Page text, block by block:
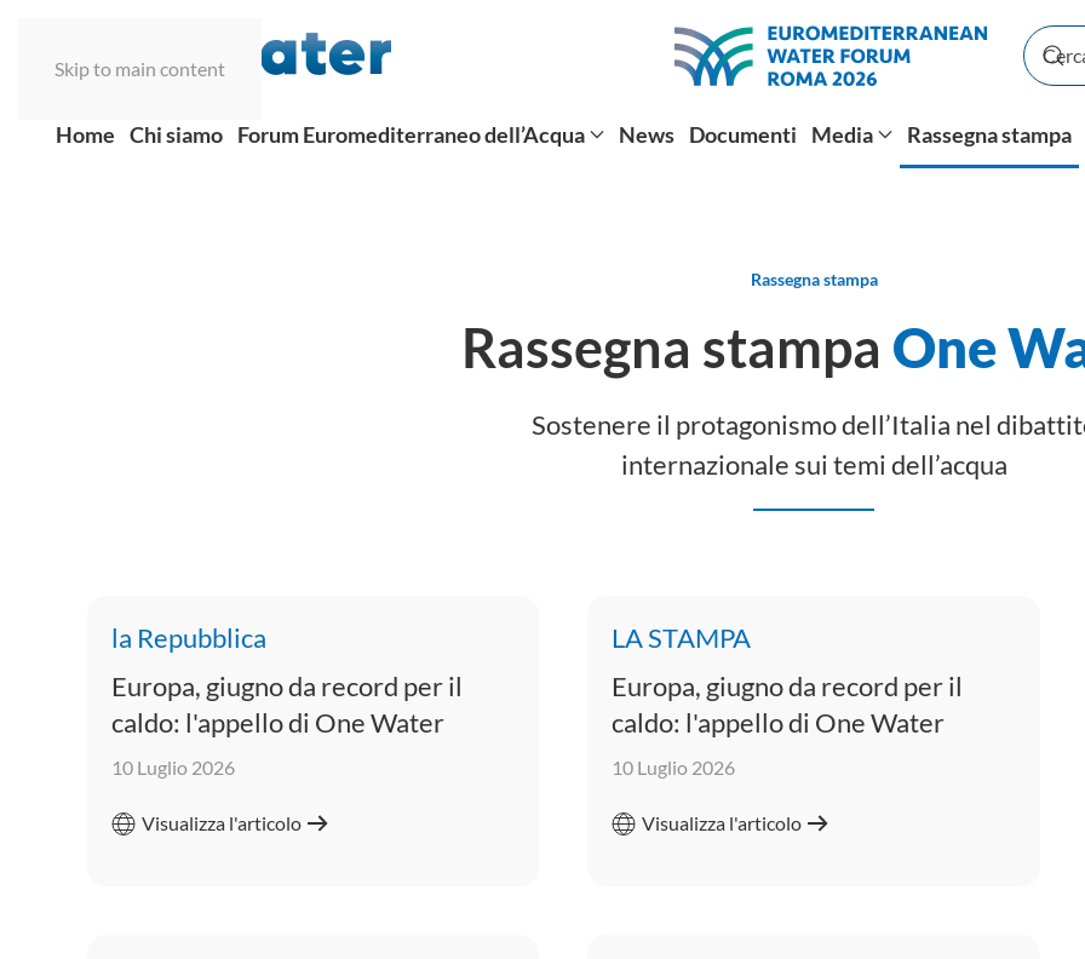
Skip to main content
Home Chi siamo Forum Euromediterraneo dell’Acqua News Documenti Media Rassegna stampa
Rassegna stampa
Rassegna stampa One
Sostenere il protagonismo dell’Italia nel
internazionale sui temi dell’acqua
la Repubblica
Europa, giugno da record per il
caldo: l'appello di One Water
10 Luglio 2026
Visualizza l'articolo
LA STAMPA
Europa, giugno da record per il
caldo: l'appello di One Water
10 Luglio 2026
Visualizza l'articolo